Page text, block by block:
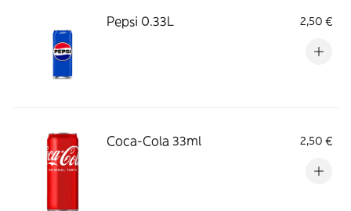
Pepsi 0.33L 2,50 €
Coca-Cola 33ml 2,50 €